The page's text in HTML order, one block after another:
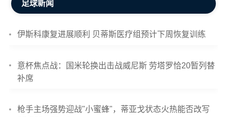
足球新闻
伊斯科康复进展顺利 贝蒂斯医疗组预计下周恢复训练
意杯焦点战：国米轮换出击战威尼斯 劳塔罗恰20暂列替
补席
枪手主场强势迎战"小蜜蜂"，蒂亚戈状态火热能否改写